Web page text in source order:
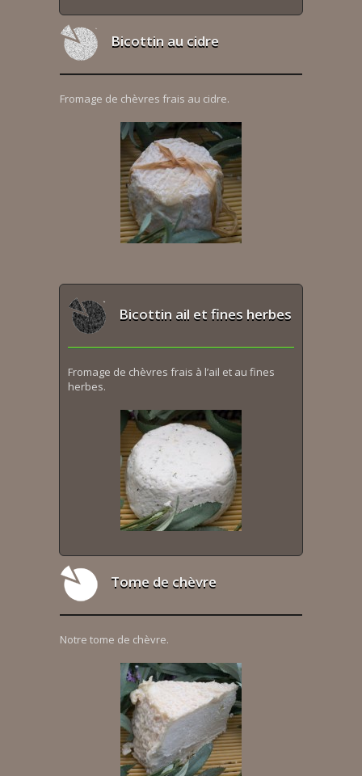
Bicottin au cidre
Fromage de chèvres frais au cidre.
Bicottin ail et fines herbes
Fromage de chèvres frais à l’ail et au fines
herbes.
Tome de chèvre
Notre tome de chèvre.